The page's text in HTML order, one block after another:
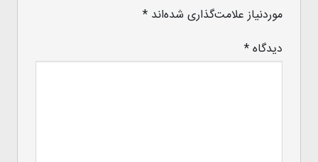
موردنیاز علامت‌گذاری شده‌اند*
دیدگاه*